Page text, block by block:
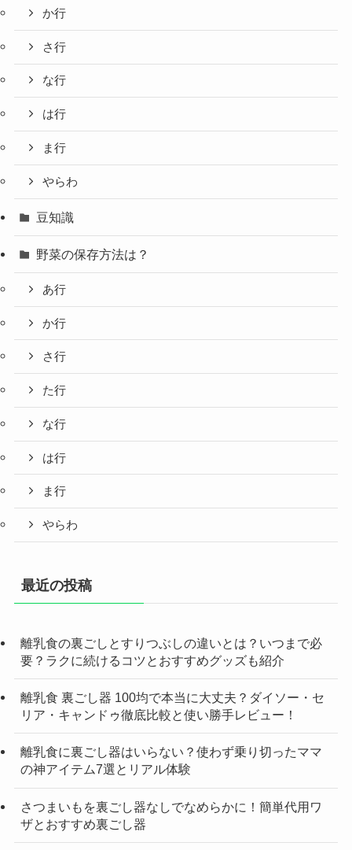
か行
さ行
な行
は行
ま行
やらわ
豆知識
野菜の保存方法は？
あ行
か行
さ行
た行
な行
は行
ま行
やらわ
最近の投稿
離乳食の裏ごしとすりつぶしの違いとは？いつまで必
要？ラクに続けるコツとおすすめグッズも紹介
離乳食 裏ごし器 100均で本当に大丈夫？ダイソー・セ
リア・キャンドゥ徹底比較と使い勝手レビュー！
離乳食に裏ごし器はいらない？使わず乗り切ったママ
の神アイテム7選とリアル体験
さつまいもを裏ごし器なしでなめらかに！簡単代用ワ
ザとおすすめ裏ごし器